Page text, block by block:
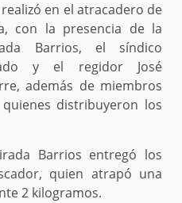
en el atracadero de
con la presencia de la
Barrios, el síndico
y el regidor José
además de miembros
distribuyeron los
Barrios entregó los
quien atrapó una
2 kilogramos.